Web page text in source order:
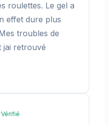
roulettes. Le gel a
effet dure plus
troubles de
jai retrouvé
Vérifié